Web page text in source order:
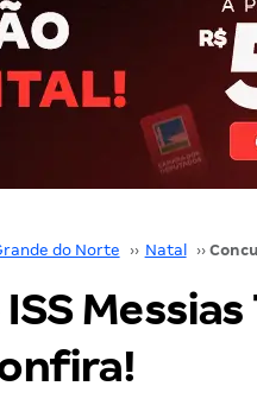
do Norte ›› Natal ››